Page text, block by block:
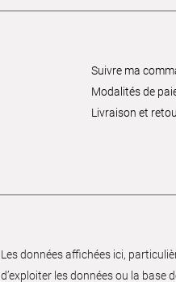
Suivre ma
Modalités de
Livraison et
Les données affichées ici,
d’exploiter les données ou la base